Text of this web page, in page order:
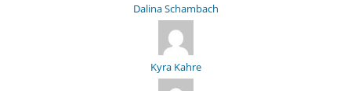
Dalina Schambach
Kyra Kahre